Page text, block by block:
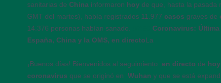
sanitarias de China informaron hoy de que, hasta la pasada
GMT del martes), había registrados 11.977 casos graves de
14.376 personas habían sanado.
Coronavirus:
España, China y la OMS, en directoLa
¡Buenos días! Bienvenidos al seguimiento en directo de
coronavirus que se originó en Wuhan y que se está